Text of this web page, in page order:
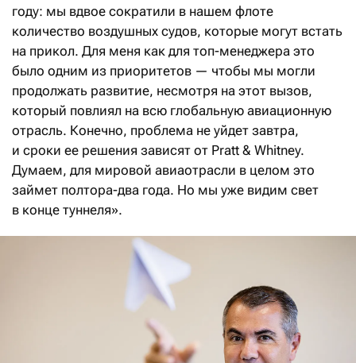
году: мы вдвое сократили в нашем флоте
количество воздушных судов, которые могут встать
на прикол. Для меня как для топ-менеджера это
было одним из приоритетов — чтобы мы могли
продолжать развитие, несмотря на этот вызов,
который повлиял на всю глобальную авиационную
отрасль. Конечно, проблема не уйдет завтра,
и сроки ее решения зависят от Pratt & Whitney.
Думаем, для мировой авиаотрасли в целом это
займет полтора-два года. Но мы уже видим свет
в конце туннеля».